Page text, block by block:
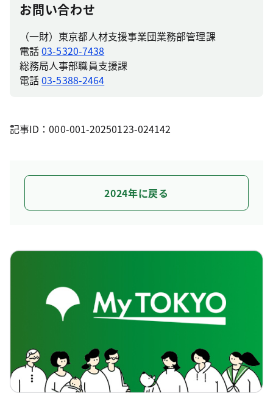
お問い合わせ
（一財）東京都人材支援事業団業務部管理課
電話03-5320-7438
総務局人事部職員支援課
電話03-5388-2464
記事ID：000-001-20250123-024142
2024年に戻る